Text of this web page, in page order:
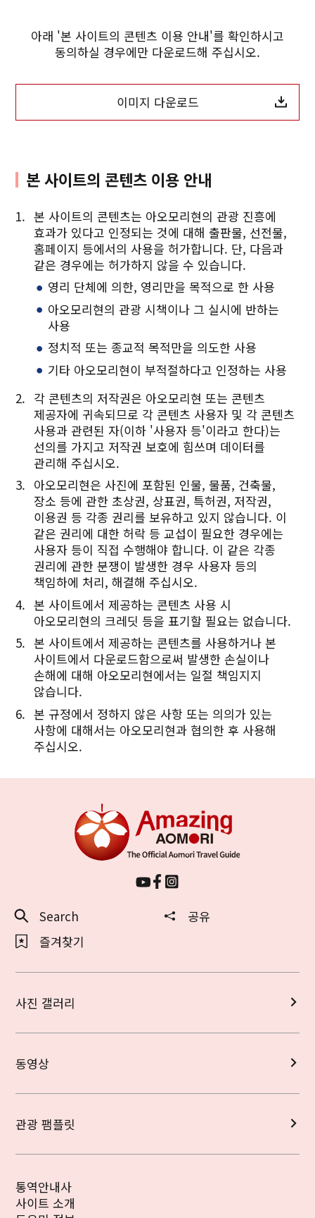
아래 '본 사이트의 콘텐츠 이용 안내'를 확인하시고
동의하실 경우에만 다운로드해 주십시오.
이미지 다운로드
본 사이트의 콘텐츠 이용 안내
본 사이트의 콘텐츠는 아오모리현의 관광 진흥에
효과가 있다고 인정되는 것에 대해 출판물, 선전물,
홈페이지 등에서의 사용을 허가합니다. 단, 다음과
같은 경우에는 허가하지 않을 수 있습니다.
영리 단체에 의한, 영리만을 목적으로 한 사용
아오모리현의 관광 시책이나 그 실시에 반하는
사용
정치적 또는 종교적 목적만을 의도한 사용
기타 아오모리현이 부적절하다고 인정하는 사용
각 콘텐츠의 저작권은 아오모리현 또는 콘텐츠
제공자에 귀속되므로 각 콘텐츠 사용자 및 각 콘텐츠
사용과 관련된 자(이하 '사용자 등'이라고 한다)는
선의를 가지고 저작권 보호에 힘쓰며 데이터를
관리해 주십시오.
아오모리현은 사진에 포함된 인물, 물품, 건축물,
장소 등에 관한 초상권, 상표권, 특허권, 저작권,
이용권 등 각종 권리를 보유하고 있지 않습니다. 이
같은 권리에 대한 허락 등 교섭이 필요한 경우에는
사용자 등이 직접 수행해야 합니다. 이 같은 각종
권리에 관한 분쟁이 발생한 경우 사용자 등의
책임하에 처리, 해결해 주십시오.
본 사이트에서 제공하는 콘텐츠 사용 시
아오모리현의 크레딧 등을 표기할 필요는 없습니다.
본 사이트에서 제공하는 콘텐츠를 사용하거나 본
사이트에서 다운로드함으로써 발생한 손실이나
손해에 대해 아오모리현에서는 일절 책임지지
않습니다.
본 규정에서 정하지 않은 사항 또는 의의가 있는
사항에 대해서는 아오모리현과 협의한 후 사용해
주십시오.
Search
공유
즐겨찾기
사진 갤러리
동영상
관광 팸플릿
통역안내사
사이트 소개
Twitter에 공유
Facebook에 공유